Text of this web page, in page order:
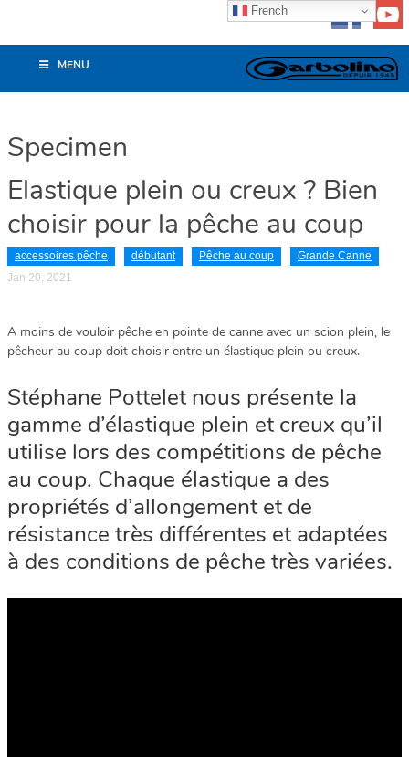
MENU
Specimen
Elastique plein ou creux ? Bien
choisir pour la pêche au coup
accessoires pêche débutant Pêche au coup
Grande Canne
Jan 20, 2021
A moins de vouloir pêche en pointe de canne avec un scion plein, le
pêcheur au coup doit choisir entre un élastique plein ou creux.
Stéphane Pottelet nous présente la
gamme d’élastique plein et creux qu’il
utilise lors des compétitions de pêche
au coup. Chaque élastique a des
propriétés d’allongement et de
résistance très différentes et adaptées
à des conditions de pêche très variées.
French